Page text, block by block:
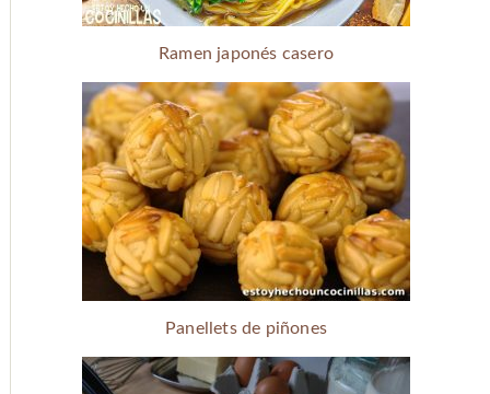
Ramen japonés casero
Panellets de piñones